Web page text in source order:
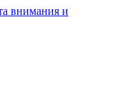
внимания и